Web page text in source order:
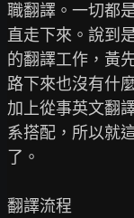
職翻譯。一切都
直走下來。說到
的翻譯工作，黃
路下來也沒有什
加上從事英文翻
系搭配，所以就
了。
翻譯流程